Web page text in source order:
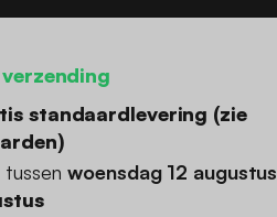
standaardlevering (zie
)
tussenwoensdag 12 augustus